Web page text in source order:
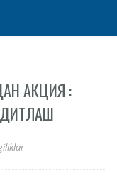
АКЦИЯ :